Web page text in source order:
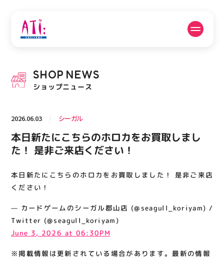
PICK UP NEWS
ピックアップニュース
フロアガイド 営業時間
ACCESS
アクセス・駐車場
RECRUIT
関連情報
お知らせ
SHOP NEWS
ショップニュース
2026.06.03 シーガル
本日新たにこちらのホロカをお買取しまし
た！ 是非ご来店ください！
本日新たにこちらのホロカをお買取しました！ 是非ご来店
ください！
— カードゲームのシーガル郡山店 (@seagull_koriyam) /
Twitter (@seagull_koriyam)
June 3, 2026 at 06:30PM
※掲載情報は更新されている場合があります。最新の情報